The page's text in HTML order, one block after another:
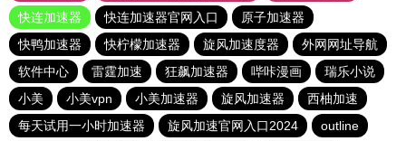
快连加速器
快连加速器官网入口
原子加速器
快鸭加速器
快柠檬加速器 旋风加速度器
外网网址导航
软件中心
雷霆加速 狂飙加速器 哔咔漫画
瑞乐小说
小美
小美vpn 小美加速器 旋风加速器
西柚加速
每天试用一小时加速器
旋风加速官网入口2024
outline